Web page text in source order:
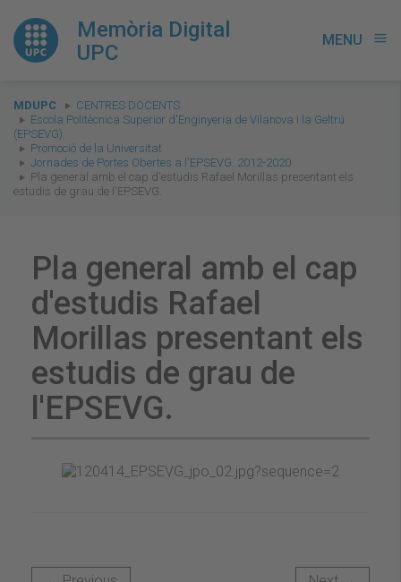
Memòria Digital
UPC
MENU menu
You
are
here:
MDUPC
CENTRES DOCENTS
Escola Politècnica Superior d'Enginyeria de Vilanova i la Geltrú
(EPSEVG)
Promoció de la Universitat
Jornades de Portes Obertes a l'EPSEVG. 2012-2020
Pla general amb el cap d'estudis Rafael Morillas presentant els
estudis de grau de l'EPSEVG.
Pla general amb el cap
d'estudis Rafael
Morillas presentant els
estudis de grau de
l'EPSEVG.